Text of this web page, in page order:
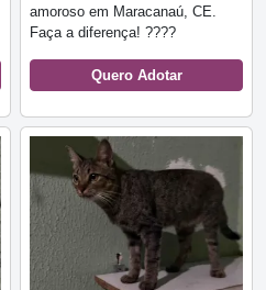
amoroso em Maracanaú, CE.
Faça a diferença! ????
Quero Adotar